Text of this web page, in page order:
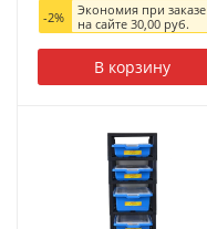
-2%
Экономия при заказе
на сайте 30,00руб.
В корзину